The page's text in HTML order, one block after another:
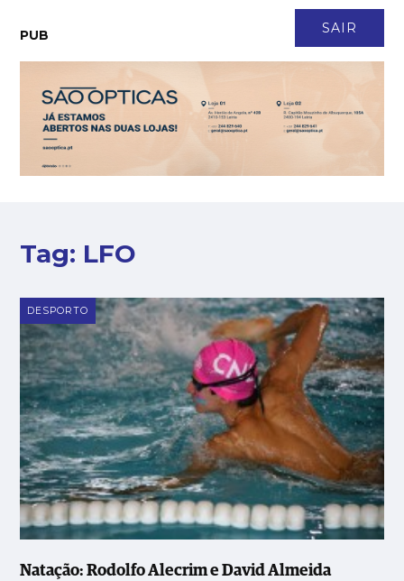
SAIR
PUB
Tag: LFO
DESPORTO
Natação: Rodolfo Alecrim e David Almeida